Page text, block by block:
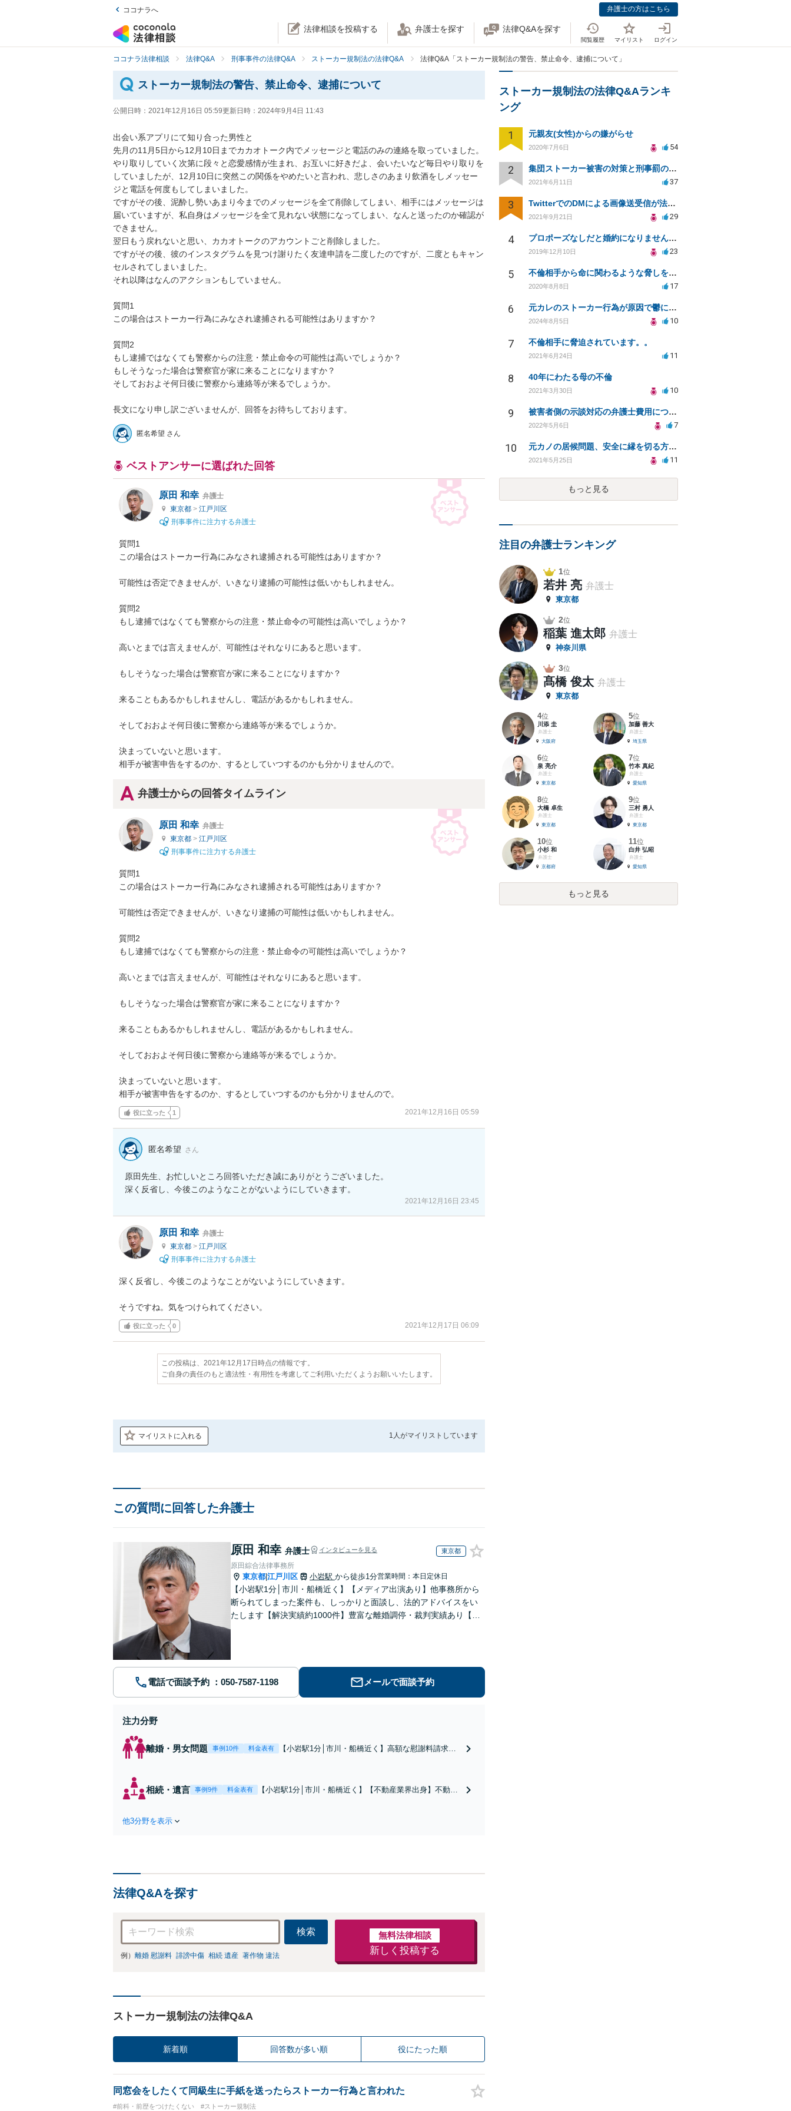
ココナラへ 弁護士の方はこちら
法律相談を投稿する 弁護士を探す 法律Q&Aを探す
閲覧履歴 マイリスト ログイン
ココナラ法律相談 法律Q&A 刑事事件の法律Q&A ストーカー規制法の法律Q&A 法律Q&A「ストーカー規制法の警告、禁止命令、逮捕について」
ストーカー規制法の警告、禁止命令、逮捕について
公開日時： 2021年12月16日 05:59更新日時： 2024年9月4日 11:43
出会い系アプリにて知り合った男性と
先月の11月5日から12月10日までカカオトーク内でメッセージと電話のみの連絡を取っていました。
やり取りしていく次第に段々と恋愛感情が生まれ、お互いに好きだよ、会いたいなど毎日やり取りを
していましたが、12月10日に突然この関係をやめたいと言われ、悲しさのあまり飲酒をしメッセー
ジと電話を何度もしてしまいました。
ですがその後、泥酔し勢いあまり今までのメッセージを全て削除してしまい、相手にはメッセージは
届いていますが、私自身はメッセージを全て見れない状態になってしまい、なんと送ったのか確認が
できません。
翌日もう戻れないと思い、カカオトークのアカウントごと削除しました。
ですがその後、彼のインスタグラムを見つけ謝りたく友達申請を二度したのですが、二度ともキャン
セルされてしまいました。
それ以降はなんのアクションもしていません。
質問1
この場合はストーカー行為にみなされ逮捕される可能性はありますか？
質問2
もし逮捕ではなくても警察からの注意・禁止命令の可能性は高いでしょうか？
もしそうなった場合は警察官が家に来ることになりますか？
そしておおよそ何日後に警察から連絡等が来るでしょうか。
長文になり申し訳ございませんが、回答をお待ちしております。
匿名希望 さん
ベストアンサーに選ばれた回答
原田 和幸 弁護士
東京都 > 江戸川区
刑事事件に注力する弁護士
質問1
この場合はストーカー行為にみなされ逮捕される可能性はありますか？
可能性は否定できませんが、いきなり逮捕の可能性は低いかもしれません。
質問2
もし逮捕ではなくても警察からの注意・禁止命令の可能性は高いでしょうか？
高いとまでは言えませんが、可能性はそれなりにあると思います。
もしそうなった場合は警察官が家に来ることになりますか？
来ることもあるかもしれませんし、電話があるかもしれません。
そしておおよそ何日後に警察から連絡等が来るでしょうか。
決まっていないと思います。
相手が被害申告をするのか、するとしていつするのかも分かりませんので。
弁護士からの回答タイムライン
原田 和幸 弁護士
東京都 > 江戸川区
刑事事件に注力する弁護士
質問1
この場合はストーカー行為にみなされ逮捕される可能性はありますか？
可能性は否定できませんが、いきなり逮捕の可能性は低いかもしれません。
質問2
もし逮捕ではなくても警察からの注意・禁止命令の可能性は高いでしょうか？
高いとまでは言えませんが、可能性はそれなりにあると思います。
もしそうなった場合は警察官が家に来ることになりますか？
来ることもあるかもしれませんし、電話があるかもしれません。
そしておおよそ何日後に警察から連絡等が来るでしょうか。
決まっていないと思います。
相手が被害申告をするのか、するとしていつするのかも分かりませんので。
役に立った 1 2021年12月16日 05:59
匿名希望 さん
原田先生、お忙しいところ回答いただき誠にありがとうございました。
2021年12月16日 23:45
原田 和幸 弁護士
東京都 > 江戸川区
刑事事件に注力する弁護士
深く反省し、今後このようなことがないようにしていきます。
そうですね。気をつけられてください。
役に立った 0 2021年12月17日 06:09
この投稿は、2021年12月17日時点の情報です。
ご自身の責任のもと適法性・有用性を考慮してご利用いただくようお願いいたします。
マイリストに入れる 1人がマイリストしています
この質問に回答した弁護士
原田 和幸 弁護士 インタビューを見る 東京都
原田綜合法律事務所
東京都 江戸川区 小岩駅 から徒歩1分営業時間：本日定休日
【小岩駅1分│市川・船橋近く】【メディア出演あり】他事務所から
断られてしまった案件も、しっかりと面談し、法的アドバイスをい
たします【解決実績約1000件】豊富な離婚調停・裁判実績あり【不
電話で面談予約 メールで面談予約
注力分野
離婚・男女問題 事例10件 料金表有
【小岩駅1分│市川・船橋近く】高額な慰謝料請求の
家の財産分与に対応！離婚に関するお悩みは、お気
軽にご相談ください【メディア出演】【早朝・夜間
相続・遺言 事例9件 料金表有
【小岩駅1分│市川・船橋近く】【不動産業界出身】不動産
他3分野を表示
法律Q&Aを探す
検索
例） 離婚 慰謝料 誹謗中傷 相続 遺産 著作物 違法
無料法律相談
新しく投稿する
ストーカー規制法の法律Q&A
新着順 回答数が多い順 役にたった順
同窓会をしたくて同級生に手紙を送ったらストーカー行為と言われた
#前科・前歴をつけたくない #ストーカー規制法
ストーカー規制法の法律Q&Aランキ
ング
1 元親友(女性)からの嫌がらせ
2020年7月6日 54
2 集団ストーカー被害の対策と刑事罰のための相談先は？
2021年6月11日 37
3 TwitterでのDMによる画像送受信が法的問題になるか？
2021年9月21日 29
4 プロポーズなしだと婚約になりませんか？
2019年12月10日 23
5 不倫相手から命に関わるような脅しを受け、恐怖から精神的にまいっています。
2020年8月8日 17
6 元カレのストーカー行為が原因で鬱に、法的対処方法は？
2024年8月5日 10
7 不倫相手に脅迫されています。。
2021年6月24日 11
8 40年にわたる母の不倫
2021年3月30日 10
9 被害者側の示談対応の弁護士費用について！
2022年5月6日 7
10 元カノの居候問題、安全に縁を切る方法と法的対策
2021年5月25日 11
もっと見る
注目の弁護士ランキング
1位
若井 亮 弁護士
東京都
2位
稲葉 進太郎 弁護士
神奈川県
3位
髙橋 俊太 弁護士
東京都
4位
川添 圭
弁護士
大阪府
5位
加藤 善大
弁護士
埼玉県
6位
泉 亮介
弁護士
東京都
7位
竹本 真紀
弁護士
愛知県
8位
大橋 卓生
弁護士
東京都
9位
三村 勇人
弁護士
東京都
10位
小杉 和
弁護士
京都府
11位
白井 弘昭
弁護士
愛知県
もっと見る